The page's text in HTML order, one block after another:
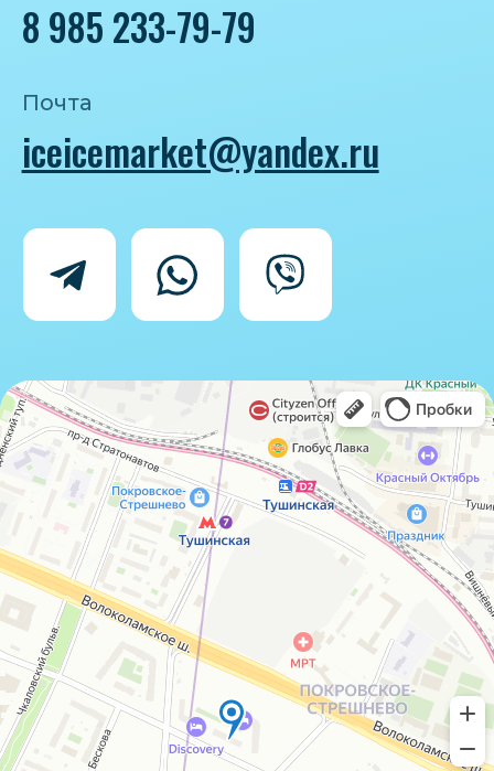
Согласие на обработку персональных
данных